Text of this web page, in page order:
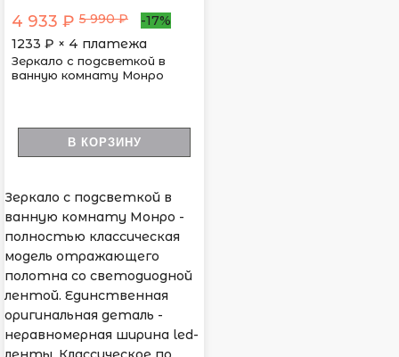
4 933 ₽ 5 990 ₽
-17%
1233 ₽ × 4 платежа
Зеркало с подсветкой в
ванную комнату Монро
В КОРЗИНУ
Зеркало с подсветкой в
ванную комнату Монро -
полностью классическая
модель отражающего
полотна со светодиодной
лентой. Единственная
оригинальная деталь -
неравномерная ширина led-